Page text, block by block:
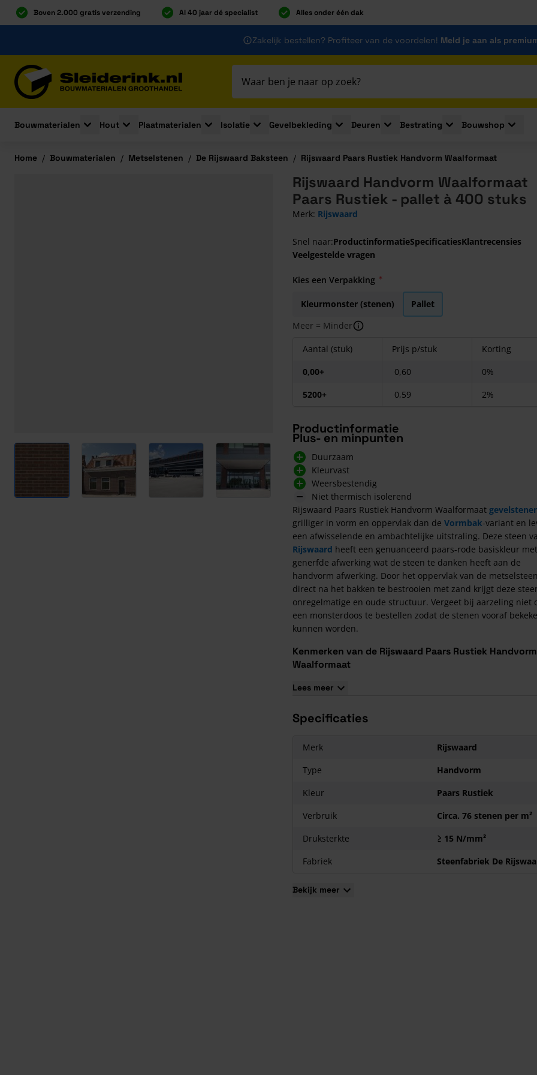
Boven 2.000 gratis verzending Al 40 jaar dé specialist Alles onder één dak
Zakelijk bestellen? Profiteer van de voordelen! Meld je aan als
Bouwmaterialen
Toggle submenu for Bouwmaterialen
Hout
Toggle submenu for Hout
Plaatmaterialen
Toggle submenu for Plaatmaterialen
Isolatie
Toggle submenu for Isolatie
Gevelbekleding
Toggle submenu for Gevelbekleding
Deuren
Toggle submenu for Deuren
Bestrating
Toggle submenu for
Bouwshop
Home / Bouwmaterialen / Metselstenen / De Rijswaard Baksteen / Rijswaard Paars Rustiek Handvorm Waalformaat
View larger image View larger imageView larger image
Rijswaard Handvorm Waalformaat
Paars Rustiek - pallet à 400 stuks
Merk: Rijswaard
Snel naar:ProductinformatieSpecificatiesKlantrecensies
Veelgestelde vragen
Kies een Verpakking
Kleurmonster (stenen)
Pallet
Meer = Minder
Aantal (stuk) Prijs p/stuk
Korting
0,00+
0,60
0%
5200+
0,59 2%
Productinformatie
Plus- en minpunten
Duurzaam
Kleurvast
Weersbestendig
Niet thermisch isolerend
Rijswaard Paars Rustiek Handvorm Waalformaat
grilliger in vorm en oppervlak dan de Vormbak-variant en
een afwisselende en ambachtelijke uitstraling. Deze steen
Rijswaard heeft een genuanceerd paars-rode basiskleur
generfde afwerking wat de steen te danken heeft aan de
handvorm afwerking. Door het oppervlak van de
direct na het bakken te bestrooien met zand krijgt deze
onregelmatige en oude structuur. Vergeet bij aarzeling niet
een monsterdoos te bestellen zodat de stenen vooraf
kunnen worden.
Kenmerken van de Rijswaard Paars Rustiek Handvorm
Waalformaat
deze steen is genuanceerd paars-rood en heeft de steen
Lees meer
Specificaties
Merk
Rijswaard
Type
Handvorm
Kleur
Paars Rustiek
Verbruik
Circa. 76 stenen per m²
Druksterkte
≥ 15 N/mm²
Fabriek
Steenfabriek De
Bekijk meer